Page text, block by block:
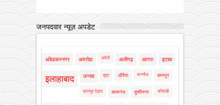
जनपदवार न्यूज़ अपडेट
अंबेडकरनगर अमरोहा अमेठी अलीगढ़ आगरा इटावा
इलाहाबाद उन्नाव एटा औरैया कन्नौज कानपुर
कानपुर देहात कासगंज कुशीनगर कौशांबी